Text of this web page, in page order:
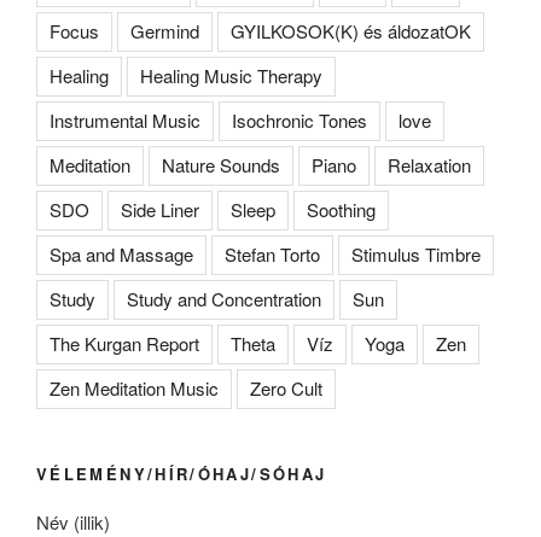
Focus
Germind
GYILKOSOK(K) és áldozatOK
Healing
Healing Music Therapy
Instrumental Music
Isochronic Tones
love
Meditation
Nature Sounds Piano
Relaxation
SDO
Side Liner Sleep
Soothing
Spa and Massage
Stefan Torto
Stimulus Timbre
Study
Study and Concentration
Sun
The Kurgan Report
Theta Víz Yoga
Zen
Zen Meditation Music
Zero Cult
VÉLEMÉNY/HÍR/ÓHAJ/SÓHAJ
Név (illik)